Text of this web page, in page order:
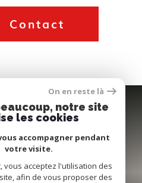
Contact
On en reste là
notre site
les cookies
accompagner pendant
votre visite.
vous acceptez l'utilisation des
afin de vous proposer des